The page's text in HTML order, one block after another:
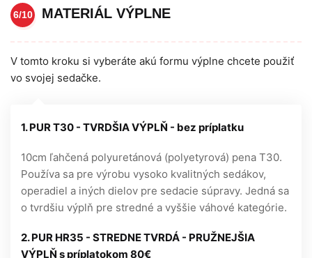
6/10 MATERIÁL VÝPLNE
V tomto kroku si vyberáte akú formu výplne chcete použiť
vo svojej sedačke.
1. PUR T30 - TVRDŠIA VÝPLŇ - bez príplatku
10cm ľahčená polyuretánová (polyetyrová) pena T30.
Používa sa pre výrobu vysoko kvalitných sedákov,
operadiel a iných dielov pre sedacie súpravy. Jedná sa
o tvrdšiu výplň pre stredné a vyššie váhové kategórie.
2. PUR HR35 - STREDNE TVRDÁ - PRUŽNEJŠIA
VÝPLŇ s príplatokom 80€